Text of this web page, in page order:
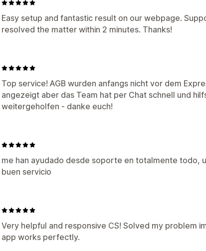
Easy setup and fantastic result on our webpage.
resolved the matter within 2 minutes. Thanks!
Top service! AGB wurden anfangs nicht vor dem
angezeigt aber das Team hat per Chat schnell und
weitergeholfen - danke euch!
me han ayudado desde soporte en totalmente todo,
buen servicio
Very helpful and responsive CS! Solved my problem
app works perfectly.